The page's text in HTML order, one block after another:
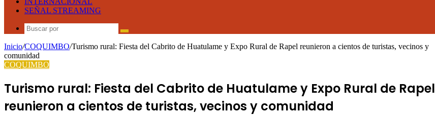
SEÑAL STREAMING
Buscar
por
Inicio/COQUIMBO/Turismo rural: Fiesta del Cabrito de Huatulame y Expo Rural de Rapel reunieron a cientos de turistas, vecinos y
comunidad
COQUIMBO
Turismo rural: Fiesta del Cabrito de Huatulame y Expo Rural de Rapel
reunieron a cientos de turistas, vecinos y comunidad